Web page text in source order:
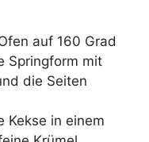
auf 160 Grad
Springform mit
die Seiten
Kekse in einem